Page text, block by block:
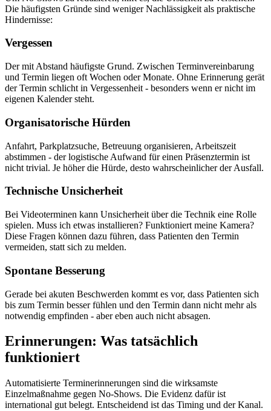
Die häufigsten Gründe sind weniger Nachlässigkeit als praktische
Hindernisse:
Vergessen
Der mit Abstand häufigste Grund. Zwischen Terminvereinbarung
und Termin liegen oft Wochen oder Monate. Ohne Erinnerung gerät
der Termin schlicht in Vergessenheit - besonders wenn er nicht im
eigenen Kalender steht.
Organisatorische Hürden
Anfahrt, Parkplatzsuche, Betreuung organisieren, Arbeitszeit
abstimmen - der logistische Aufwand für einen Präsenztermin ist
nicht trivial. Je höher die Hürde, desto wahrscheinlicher der Ausfall.
Technische Unsicherheit
Bei Videoterminen kann Unsicherheit über die Technik eine Rolle
spielen. Muss ich etwas installieren? Funktioniert meine Kamera?
Diese Fragen können dazu führen, dass Patienten den Termin
vermeiden, statt sich zu melden.
Spontane Besserung
Gerade bei akuten Beschwerden kommt es vor, dass Patienten sich
bis zum Termin besser fühlen und den Termin dann nicht mehr als
notwendig empfinden - aber eben auch nicht absagen.
Erinnerungen: Was tatsächlich
funktioniert
Automatisierte Terminerinnerungen sind die wirksamste
Einzelmaßnahme gegen No-Shows. Die Evidenz dafür ist
international gut belegt. Entscheidend ist das Timing und der Kanal.